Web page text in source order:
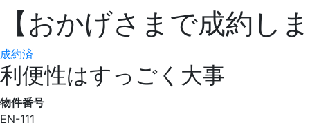
【おかげさまで成約し
成約済
利便性はすっごく大事
物件番号
EN-111